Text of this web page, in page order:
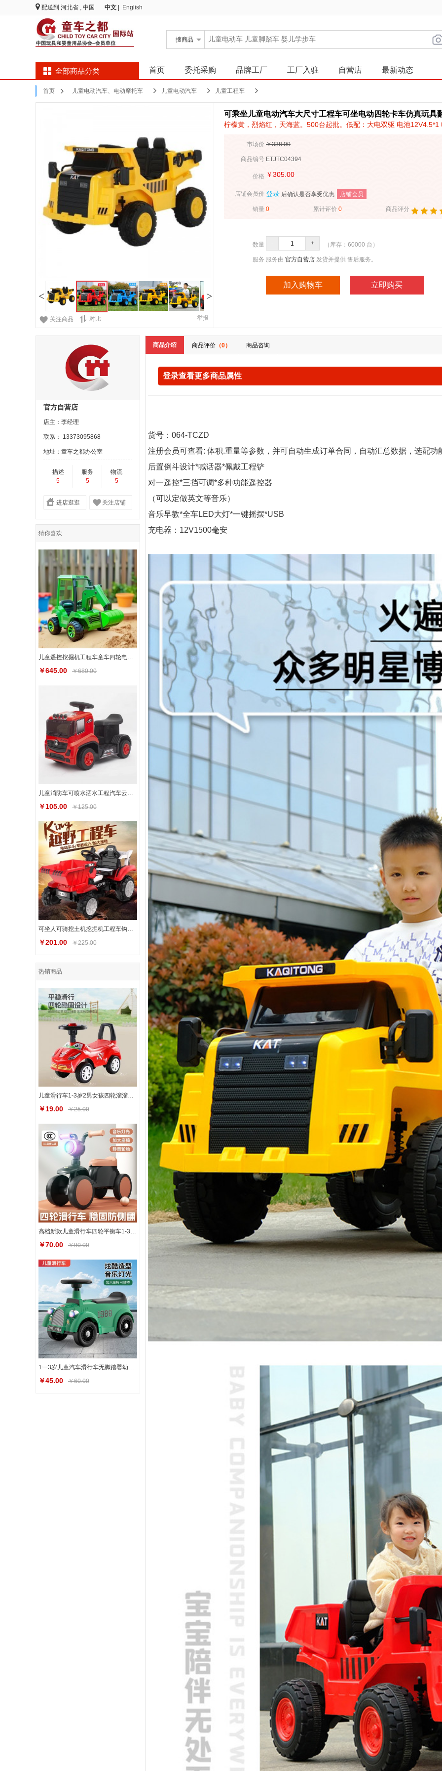
配送到 河北省 , 中国 中文 English
搜商品
全部商品分类 首页 委托采购 品牌工厂 工厂入驻 自营店 最新动态
首页 儿童电动汽车、电动摩托车 儿童电动汽车 儿童工程车
< >
关注商品 对比 举报
可乘坐儿童电动汽车大尺寸工程车可坐电动四轮卡车仿真玩具
柠檬黄，烈焰红，天海蓝。500台起批。低配：大电双驱 电池12V4.5*1
市场价 ￥338.00
商品编号 ETJTC04394
价格 ￥305.00
店铺会员价 登录 后确认是否享受优惠 店铺会员
销量 0 累计评价 0 商品评分
数量 + （库存： 60000 台）
服务 服务由 官方自营店 发货并提供 售后服务。
加入购物车 立即购买
官方自营店
店主：李经理
联系： 13373095868
地址：童车之都办公室
描述
5
服务
5
物流
5
进店逛逛 关注店铺
猜你喜欢
儿童遥控挖掘机工程车童车四轮电动车玩具车可坐人定制
￥645.00 ￥680.00
儿童消防车可喷水洒水工程汽车云梯救援车男孩搅拌车玩具声光音乐
￥105.00 ￥125.00
可坐人可骑挖土机挖掘机工程车钩机男孩翻斗车充电儿童电动推土机
￥201.00 ￥225.00
热销商品
儿童滑行车1-3岁2男女孩四轮溜溜车幼儿扭扭车小孩助步车滑学步车
￥19.00 ￥25.00
高档新款儿童滑行车四轮平衡车1-3岁男女宝宝滑步车溜溜车带灯光
￥70.00 ￥90.00
1一3岁儿童汽车滑行车无脚踏婴幼儿溜溜车宝宝滑步车男女孩平衡车
￥45.00 ￥60.00
商品介绍 商品评价 （0） 商品咨询
登录查看更多商品属性
货号：064-TCZD
注册会员可查看: 体积.重量等参数，并可自动生成订单合同，自动汇总数据，选配功
后置倒斗设计*喊话器*佩戴工程铲
对一遥控*三挡可调*多种功能遥控器
（可以定做英文等音乐）
音乐早教*全车LED大灯*一键摇摆*USB
充电器：12V1500毫安